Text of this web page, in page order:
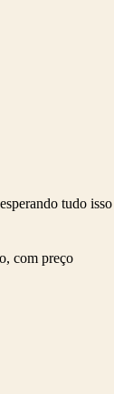
tudo isso
com preço